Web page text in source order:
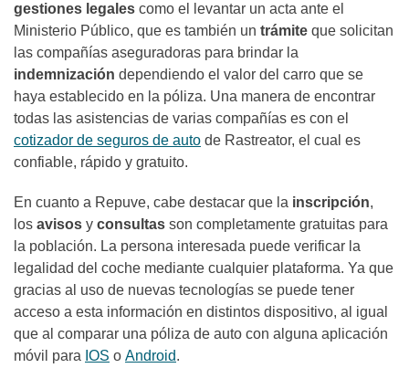
gestiones legales como el levantar un acta ante el
Ministerio Público, que es también un trámite que solicitan
las compañías aseguradoras para brindar la
indemnización dependiendo el valor del carro que se
haya establecido en la póliza. Una manera de encontrar
todas las asistencias de varias compañías es con el
cotizador de seguros de auto de Rastreator, el cual es
confiable, rápido y gratuito.
En cuanto a Repuve, cabe destacar que la inscripción,
los avisos y consultas son completamente gratuitas para
la población. La persona interesada puede verificar la
legalidad del coche mediante cualquier plataforma. Ya que
gracias al uso de nuevas tecnologías se puede tener
acceso a esta información en distintos dispositivo, al igual
que al comparar una póliza de auto con alguna aplicación
móvil para IOS o Android.